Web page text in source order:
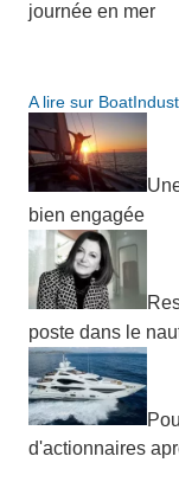
journée en mer
A lire sur
bien engagée
poste dans le
d'actionnaires